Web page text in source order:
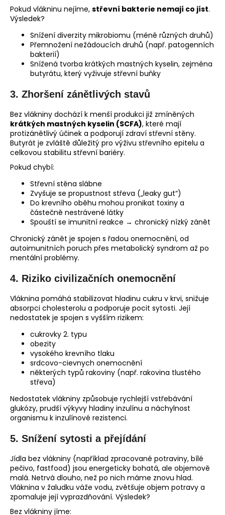
Pokud vlákninu nejíme, střevní bakterie nemají co jíst.
Výsledek?
Snížení diverzity mikrobiomu (méně různých druhů)
Přemnožení nežádoucích druhů (např. patogenních
bakterií)
Snížená tvorba krátkých mastných kyselin, zejména
butyrátu, který vyživuje střevní buňky
3. Zhoršení zánětlivých stavů
Bez vlákniny dochází k menší produkci již zmíněných
krátkých mastných kyselin (SCFA), které mají
protizánětlivý účinek a podporují zdraví střevní stěny.
Butyrát je zvláště důležitý pro výživu střevního epitelu a
celkovou stabilitu střevní bariéry.
Pokud chybí:
Střevní stěna slábne
Zvyšuje se propustnost střeva („leaky gut“)
Do krevního oběhu mohou pronikat toxiny a
částečně nestrávené látky
Spouští se imunitní reakce → chronický nízký zánět
Chronický zánět je spojen s řadou onemocnění, od
autoimunitních poruch přes metabolický syndrom až po
mentální problémy.
4. Riziko civilizačních onemocnění
Vláknina pomáhá stabilizovat hladinu cukru v krvi, snižuje
absorpci cholesterolu a podporuje pocit sytosti. Její
nedostatek je spojen s vyšším rizikem:
cukrovky 2. typu
obezity
vysokého krevního tlaku
srdcovo-cievnych onemocnění
některých typů rakoviny (např. rakovina tlustého
střeva)
Nedostatek vlákniny způsobuje rychlejší vstřebávání
glukózy, prudší výkyvy hladiny inzulínu a náchylnost
organismu k inzulínové rezistenci.
5. Snížení sytosti a přejídání
Jídla bez vlákniny (například zpracované potraviny, bílé
pečivo, fastfood) jsou energeticky bohatá, ale objemově
malá. Netrvá dlouho, než po nich máme znovu hlad.
Vláknina v žaludku váže vodu, zvětšuje objem potravy a
zpomaluje její vyprazdňování. Výsledek?
Bez vlákniny jíme: